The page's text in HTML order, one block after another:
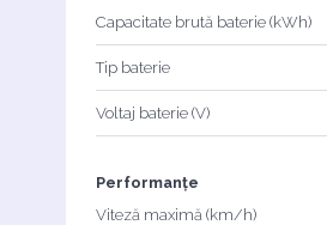
Capacitate brută baterie (kWh)
Tip baterie
Voltaj baterie (V)
Performanțe
Viteză maximă (km/h)